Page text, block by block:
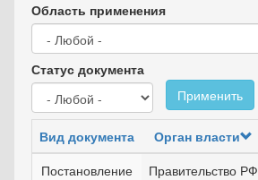
Область применения
Статус документа
Применить
Вид документа Орган власти
Постановление
Правительство РФ